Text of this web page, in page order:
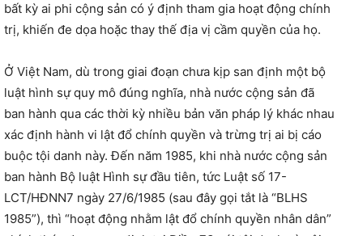
bất kỳ ai phi cộng sản có ý định tham gia hoạt động chính
trị, khiến đe dọa hoặc thay thế địa vị cầm quyền của họ.
Ở Việt Nam, dù trong giai đoạn chưa kịp san định một bộ
luật hình sự quy mô đúng nghĩa, nhà nước cộng sản đã
ban hành qua các thời kỳ nhiều bản văn pháp lý khác nhau
xác định hành vi lật đổ chính quyền và trừng trị ai bị cáo
buộc tội danh này. Đến năm 1985, khi nhà nước cộng sản
ban hành Bộ luật Hình sự đầu tiên, tức Luật số 17-
LCT/HĐNN7 ngày 27/6/1985 (sau đây gọi tắt là “BLHS
1985”), thì “hoạt động nhằm lật đổ chính quyền nhân dân”